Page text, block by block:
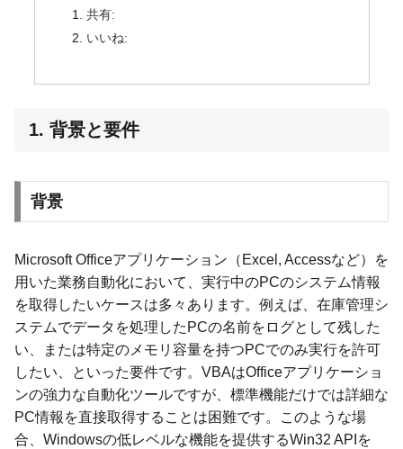
共有:
いいね:
1. 背景と要件
背景
Microsoft Officeアプリケーション（Excel, Accessなど）を
用いた業務自動化において、実行中のPCのシステム情報
を取得したいケースは多々あります。例えば、在庫管理シ
ステムでデータを処理したPCの名前をログとして残した
い、または特定のメモリ容量を持つPCでのみ実行を許可
したい、といった要件です。VBAはOfficeアプリケーショ
ンの強力な自動化ツールですが、標準機能だけでは詳細な
PC情報を直接取得することは困難です。このような場
合、Windowsの低レベルな機能を提供するWin32 APIを